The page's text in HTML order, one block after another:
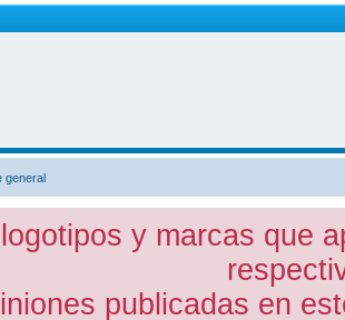
general
y marcas que
publicadas en